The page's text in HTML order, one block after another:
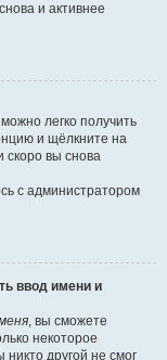
и активнее
легко получить
и щёлкните на
скоро вы снова
с администратором
ввод имени и
, вы сможете
некоторое
другой не смог